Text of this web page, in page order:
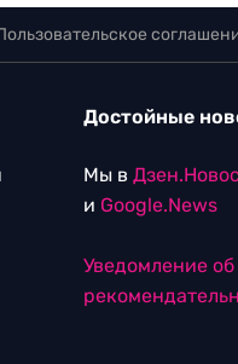
Достойные
Мы в
и Google.News
Уведомление